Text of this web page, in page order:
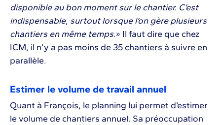
disponible au bon moment sur le chantier. C’est
indispensable, surtout lorsque l’on gère plusieurs
chantiers en même temps.» Il faut dire que chez
ICM, il n’y a pas moins de 35 chantiers à suivre en
parallèle.
Estimer le volume de travail annuel
Quant à François, le planning lui permet d’estimer
le volume de chantiers annuel. Sa préoccupation